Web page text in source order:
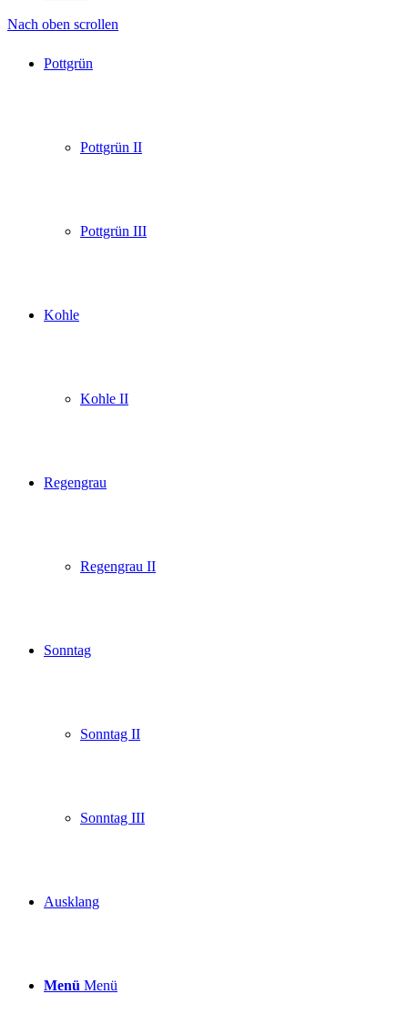
Pottgrün
Pottgrün II
Pottgrün III
Kohle
Kohle II
Regengrau
Regengrau II
Sonntag
Sonntag II
Sonntag III
Ausklang
Menü Menü
Nach oben scrollen